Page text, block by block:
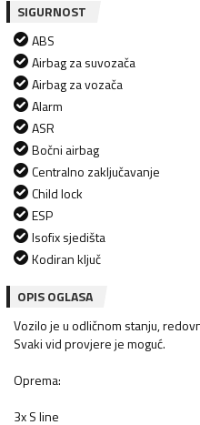
SIGURNOST
ABS
Airbag za suvozača
Airbag za vozača
Alarm
ASR
Bočni airbag
Centralno zaključavanje
Child lock
ESP
Isofix sjedišta
Kodiran ključ
OPIS OGLASA
Vozilo je u odličnom stanju,
Svaki vid provjere je moguć.
Oprema:
3x S line